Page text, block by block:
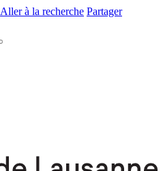
Aller à la recherche Partager